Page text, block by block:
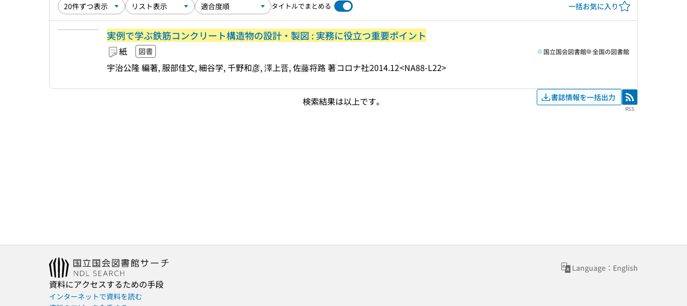
タイトルでまとめる 一括お気に入り
実例で学ぶ鉄筋コンクリート構造物の設計・製図 : 実務に役立つ重要ポイント
紙 図書
宇治公隆 編著, 服部佳文, 細谷学, 千野和彦, 澤上晋, 佐藤将路 著コロナ社2014.12<NA88-L22>
国立国会図書館 全国の図書館
検索結果は以上です。 書誌情報を一括出力 RSS
RSS
Language：English
資料にアクセスするための手段
インターネットで資料を読む